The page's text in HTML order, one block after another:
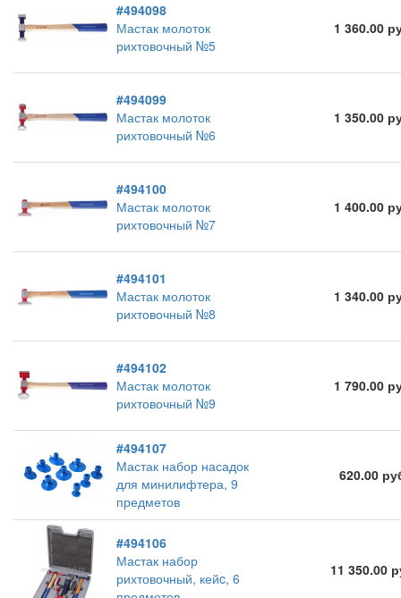
#494098
Мастак молоток
рихтовочный №5
1 360.00
#494099
Мастак молоток
рихтовочный №6
1 350.00
#494100
Мастак молоток
рихтовочный №7
1 400.00
#494101
Мастак молоток
рихтовочный №8
1 340.00
#494102
Мастак молоток
рихтовочный №9
1 790.00
#494107
Мастак набор насадок
для минилифтера, 9
предметов
620.00
#494106
Мастак набор
рихтовочный, кейc, 6
11 350.00